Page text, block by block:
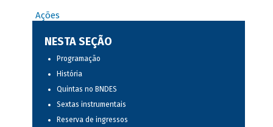
Ações
NESTA SEÇÃO
Programação
História
Quintas no BNDES
Sextas instrumentais
Reserva de ingressos